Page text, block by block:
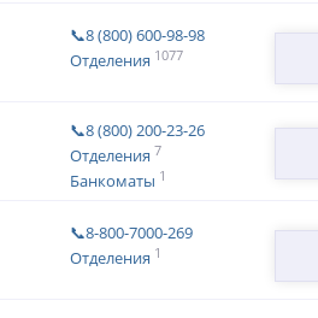
📞8 (800) 600-98-98
Отделения 1077
📞8 (800) 200-23-26
Отделения 7
Банкоматы 1
📞8-800-7000-269
Отделения 1